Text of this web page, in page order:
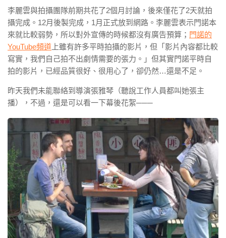
李麗雲與拍攝團隊前期共花了2個月討論，後來僅花了2天就拍
攝完成。12月後製完成，1月正式放到網路。李麗雲表示門諾本
來就比較弱勢，所以對外宣傳的時候都沒有廣告預算； 門諾的
YouTube頻道 上雖有許多平時拍攝的影片，但「影片內容都比較
寫實，我們自己拍不出劇情需要的張力。」但其實門諾平時自
拍的影片，已經品質很好、很用心了，卻仍然…還是不足。
昨天我們未能聯絡到導演張雅琴（聽說工作人員都叫她張主
播），不過，還是可以看一下幕後花絮───